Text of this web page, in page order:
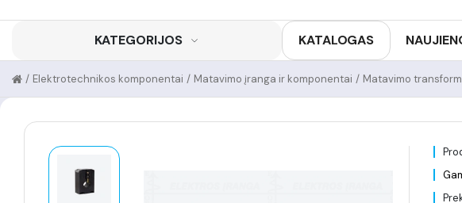
KATEGORIJOS KATALOGAS
Matavimo
/
Matavimo įranga ir komponentai
/
Elektrotechnikos komponentai
/